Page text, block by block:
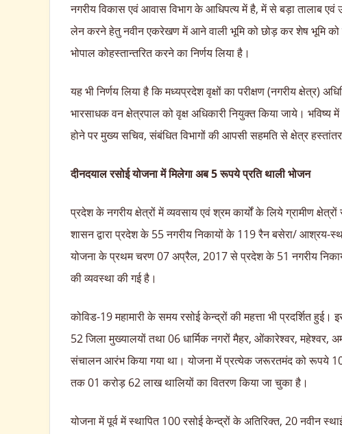
नगरीय विकास एवं आवास विभाग के आधिपत्य में है, में से बड़ा तालाब
लेन करने हेतु नवीन एकरेखण में आने वाली भूमि को छोड़ कर शेष भूमि को
भोपाल कोहस्तान्तरित करने का निर्णय लिया है।
यह भी निर्णय लिया है कि मध्यप्रदेश वृक्षों का परीक्षण (नगरीय क्षेत्र)
भारसाधक वन क्षेत्रपाल को वृक्ष अधिकारी नियुक्त किया जाये। भविष्य में
होने पर मुख्य सचिव, संबंधित विभागों की आपसी सहमति से क्षेत्र
दीनदयाल रसोई योजना में मिलेगा अब 5 रूपये प्रति थाली भोजन
प्रदेश के नगरीय क्षेत्रों में व्यवसाय एवं श्रम कार्यों के लिये ग्रामीण
शासन द्वारा प्रदेश के 55 नगरीय निकायों के 119 रैन बसेरा/ आश्रय-
योजना के प्रथम चरण 07 अप्रैल, 2017 से प्रदेश के 51 नगरीय
की व्यवस्था की गई है।
कोविड-19 महामारी के समय रसोई केन्द्रों की महत्ता भी प्रदर्शित
52 जिला मुख्यालयों तथा 06 धार्मिक नगरों मैहर, ओंकारेश्वर,
संचालन आरंभ किया गया था। योजना में प्रत्येक जरूरतमंद को रूपये
तक 01 करोड़ 62 लाख थालियों का वितरण किया जा चुका है।
योजना में पूर्व में स्थापित 100 रसोई केन्द्रों के अतिरिक्त, 20 नवीन